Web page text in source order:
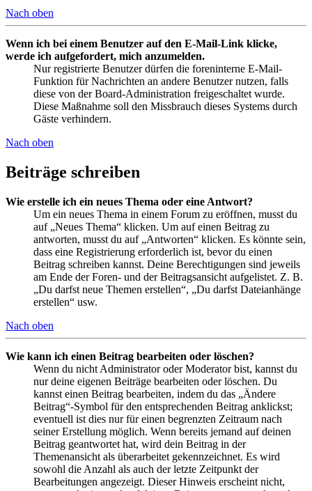
Nach oben
Wenn ich bei einem Benutzer auf den E-Mail-Link klicke,
werde ich aufgefordert, mich anzumelden.
Nur registrierte Benutzer dürfen die foreninterne E-Mail-
Funktion für Nachrichten an andere Benutzer nutzen, falls
diese von der Board-Administration freigeschaltet wurde.
Diese Maßnahme soll den Missbrauch dieses Systems durch
Gäste verhindern.
Nach oben
Beiträge schreiben
Wie erstelle ich ein neues Thema oder eine Antwort?
Um ein neues Thema in einem Forum zu eröffnen, musst du
auf „Neues Thema“ klicken. Um auf einen Beitrag zu
antworten, musst du auf „Antworten“ klicken. Es könnte sein,
dass eine Registrierung erforderlich ist, bevor du einen
Beitrag schreiben kannst. Deine Berechtigungen sind jeweils
am Ende der Foren- und der Beitragsansicht aufgelistet. Z. B.
„Du darfst neue Themen erstellen“, „Du darfst Dateianhänge
erstellen“ usw.
Nach oben
Wie kann ich einen Beitrag bearbeiten oder löschen?
Wenn du nicht Administrator oder Moderator bist, kannst du
nur deine eigenen Beiträge bearbeiten oder löschen. Du
kannst einen Beitrag bearbeiten, indem du das „Ändere
Beitrag“-Symbol für den entsprechenden Beitrag anklickst;
eventuell ist dies nur für einen begrenzten Zeitraum nach
seiner Erstellung möglich. Wenn bereits jemand auf deinen
Beitrag geantwortet hat, wird dein Beitrag in der
Themenansicht als überarbeitet gekennzeichnet. Es wird
sowohl die Anzahl als auch der letzte Zeitpunkt der
Bearbeitungen angezeigt. Dieser Hinweis erscheint nicht,